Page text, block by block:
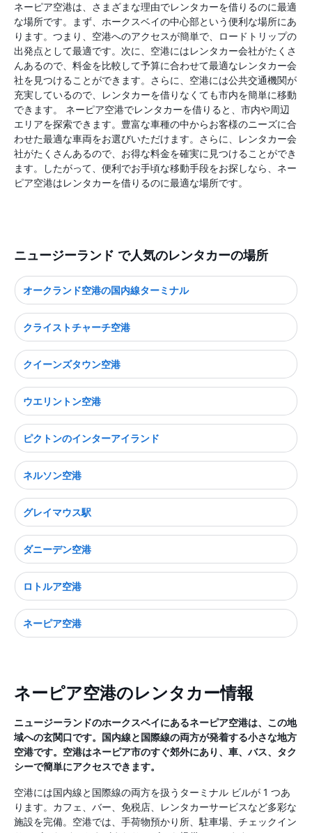
ネーピア空港は、さまざまな理由でレンタカーを借りるのに最適
な場所です。まず、ホークスベイの中心部という便利な場所にあ
ります。つまり、空港へのアクセスが簡単で、ロードトリップの
出発点として最適です。次に、空港にはレンタカー会社がたくさ
んあるので、料金を比較して予算に合わせて最適なレンタカー会
社を見つけることができます。さらに、空港には公共交通機関が
充実しているので、レンタカーを借りなくても市内を簡単に移動
できます。 ネーピア空港でレンタカーを借りると、市内や周辺
エリアを探索できます。豊富な車種の中からお客様のニーズに合
わせた最適な車両をお選びいただけます。さらに、レンタカー会
社がたくさんあるので、お得な料金を確実に見つけることができ
ます。したがって、便利でお手頃な移動手段をお探しなら、ネー
ピア空港はレンタカーを借りるのに最適な場所です。
ニュージーランド で人気のレンタカーの場所
オークランド空港の国内線ターミナル
クライストチャーチ空港
クイーンズタウン空港
ウエリントン空港
ピクトンのインターアイランド
ネルソン空港
グレイマウス駅
ダニーデン空港
ロトルア空港
ネーピア空港
ネーピア空港のレンタカー情報
ニュージーランドのホークスベイにあるネーピア空港は、この地
域への玄関口です。国内線と国際線の両方が発着する小さな地方
空港です。空港はネーピア市のすぐ郊外にあり、車、バス、タク
シーで簡単にアクセスできます。
空港には国内線と国際線の両方を扱うターミナル ビルが 1 つあ
ります。カフェ、バー、免税店、レンタカーサービスなど多彩な
施設を完備。空港では、手荷物預かり所、駐車場、チェックイン